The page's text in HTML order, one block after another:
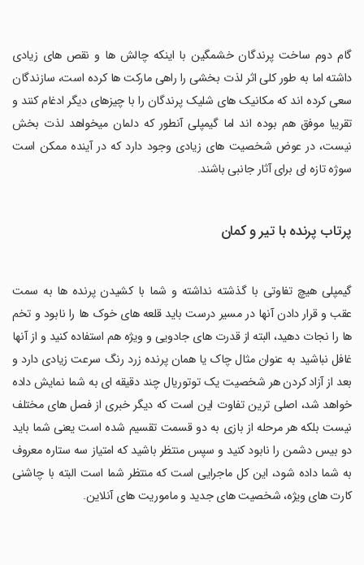
گام دوم ساخت پرندگان خشمگین با اینکه چالش ها و نقص های زیادی
داشته اما به طور کلی اثر لذت بخشی را راهی مارکت ها کرده است، سازندگان
سعی کرده اند که مکانیک های شلیک پرندگان را با چیزهای دیگر ادغام کنند و
تقریبا موفق هم بوده اند اما گیمپلی آنطور که دلمان میخواهد لذت بخش
نیست، در عوض شخصیت های زیادی وجود دارد که در آینده ممکن است
سوژه تازه ای برای آثار جانبی باشند.
پرتاب پرنده با تیر و کمان
گیمپلی هیچ تفاوتی با گذشته نداشته و شما با کشیدن پرنده ها به سمت
عقب و قرار دادن آنها در مسیر درست باید قلعه های خوک ها را نابود و تخم
ها را نجات دهید، البته از قدرت های جادویی و ویژه هم استفاده کنید و از آنها
غافل نباشید به عنوان مثال چاک یا همان پرنده زرد رنگ سرعت زیادی دارد و
بعد از آزاد کردن هر شخصیت یک توتوریال چند دقیقه ای به شما نمایش داده
خواهد شد، اصلی ترین تفاوت این است که دیگر خبری از فصل های مختلف
نیست بلکه هر مرحله از بازی به دو قسمت تقسیم شده است یعنی شما باید
دو بیس دشمن را نابود کنید و سپس منتظر باشید که امتیاز سه ستاره معروف
به شما داده شود، این کل ماجرایی است که منتظر شما است البته با چاشنی
کارت های ویژه، شخصیت های جدید و ماموریت های آنلاین.